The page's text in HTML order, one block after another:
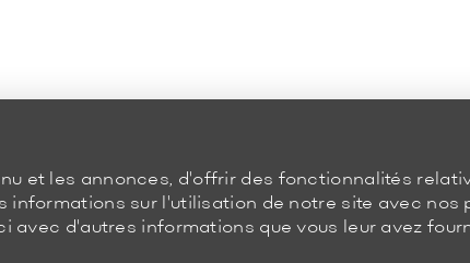
et les annonces, d'offrir des fonctionnalités
sur l'utilisation de notre site avec nos
d'autres informations que vous leur avez